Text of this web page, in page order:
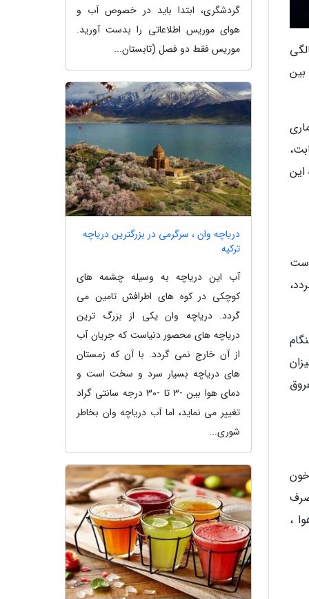
بالا می شوند بنابراین همه افراد باید از سن 35 سالگی
،
گردشگری، ابتدا باید در خصوص آب و
هوای موریس اطلاعاتی را بدست آورید.
موریس فقط دو فصل (تابستان...
دریاچه وان ، سرگرمی در بزرگترین دریاچه
ترکیه
آب این دریاچه به وسیله چشمه های
کوچکی در کوه های اطرافش تامین می
گردد. دریاچه وان یکی از بزرگ ترین
دریاچه های محصور دنیاست که جریان آب
از آن خارج نمی گردد. با آن که زمستان
های دریاچه بسیار سرد و سخت است و
دمای هوا بین -3 تا -30 درجه سانتی گراد
تغییر می نماید، اما آب دریاچه وان بخاطر
شوری...